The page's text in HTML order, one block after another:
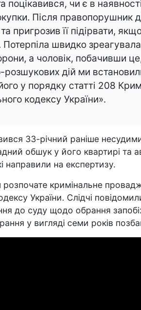
поцікавився, чи є в
Після правопорушник
пригрозив її підірвати,
швидко
а чоловік, побачивши це,
розшукових дій ми
у порядку статті 208
кодексу України».
33-річний раніше
обшук у його квартирі та
направили на експертизу.
кримінальне
України. Слідчі
до суду щодо обрання
у вигляді семи років